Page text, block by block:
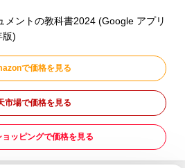
メントの教科書2024 (Google アプリ
版)
で価格を見る
市場で価格を見る
ッピングで価格を見る